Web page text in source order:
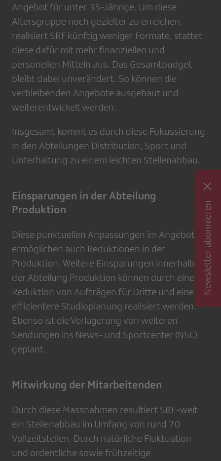
Angebot für unter 35-Jährige. Um diese
Altersgruppe noch gezielter zu erreichen,
realisiert SRF künftig weniger Formate, stattet
diese dafür mit mehr finanziellen und
personellen Mitteln aus. Das Gesamtbudget
bleibt dabei unverändert. So können die
verbleibenden Angebote ausgebaut und
weiterentwickelt werden.
Insgesamt kommt es durch diese Fokussierung
in den Abteilungen Distribution, Sport und
Unterhaltung zu einem leichten Stellenabbau.
Einsparungen in der Abteilung
Produktion
Diese punktuellen Anpassungen im Angebot
ermöglichen auch Reduktionen in der
Produktion. Weitere Einsparungen innerhalb
der Abteilung Produktion können durch eine
Reduktion von Aufträgen für Dritte und eine
effizientere Studioplanung realisiert werden.
Ebenso ist die Verlagerung von weiteren
Sendungen ins News- und Sportcenter (NSC)
geplant.
Mitwirkung der Mitarbeitenden
Durch diese Massnahmen resultiert SRF-weit
ein Stellenabbau im Umfang von rund 70
Vollzeitstellen. Durch natürliche Fluktuation
und ordentliche sowie frühzeitige
Newsletter abonnieren